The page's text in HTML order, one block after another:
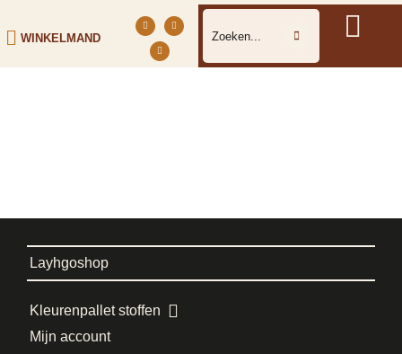
WINKELMAND
Layhgoshop
Kleurenpallet stoffen
Mijn account